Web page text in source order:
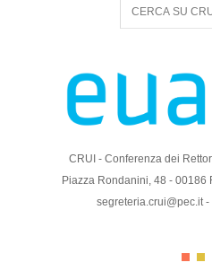
c
CRUI - Conferenza dei
Piazza Rondanini, 48 - 00186
segreteria.crui@pec.it